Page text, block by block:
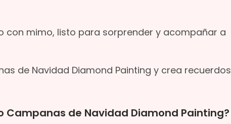
mimo, listo para sorprender y acompañar a
de Navidad Diamond Painting y crea recuerdos
Campanas de Navidad Diamond Painting?